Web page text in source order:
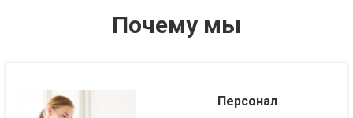
Почему мы
Персонал